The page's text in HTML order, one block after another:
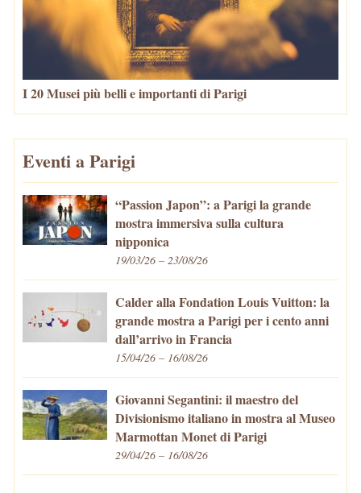
I 20 Musei più belli e importanti di Parigi
Eventi a Parigi
“Passion Japon”: a Parigi la grande
mostra immersiva sulla cultura
nipponica
19/03/26 – 23/08/26
Calder alla Fondation Louis Vuitton: la
grande mostra a Parigi per i cento anni
dall’arrivo in Francia
15/04/26 – 16/08/26
Giovanni Segantini: il maestro del
Divisionismo italiano in mostra al Museo
Marmottan Monet di Parigi
29/04/26 – 16/08/26